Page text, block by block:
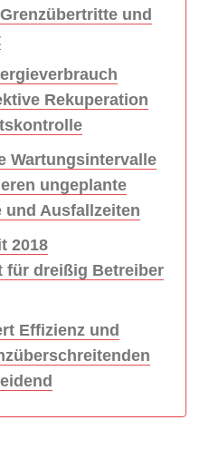
und
Rekuperation
Wartungsintervalle
ungeplante
und Ausfallzeiten
2018
für dreißig Betreiber
Effizienz und